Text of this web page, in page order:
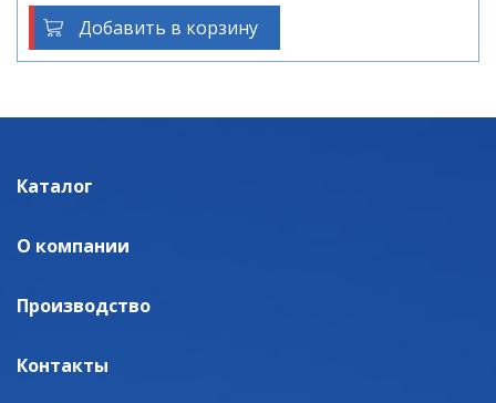
Добавить в корзину
Каталог
О компании
Производство
Контакты